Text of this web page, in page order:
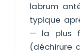
labrum
typique
— la plus
(déchirure